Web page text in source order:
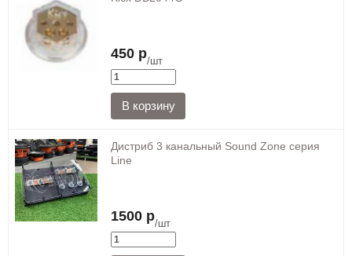
450 р/шт
Дистриб 3 канальный Sound Zone серия
Line
1500 р/шт